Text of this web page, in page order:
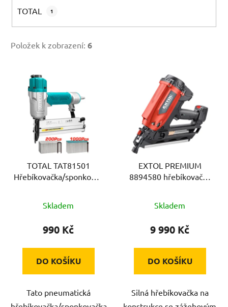
TOTAL 1
Položek k zobrazení: 6
TOTAL TAT81501
Hřebíkovačka/sponkovačka
Skladem
990 Kč
DO KOŠÍKU
Tato pneumatická
EXTOL PREMIUM
8894580 hřebíkovačka
Skladem
9 990 Kč
DO KOŠÍKU
Silná hřebíkovačka na